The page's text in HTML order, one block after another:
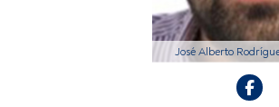
José Alberto